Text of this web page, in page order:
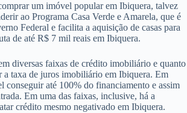
um imóvel popular em Ibiquera, talvez
ao Programa Casa Verde e Amarela, que é
Federal e facilita a aquisição de casas para
de até R$ 7 mil reais em Ibiquera.
diversas faixas de crédito imobiliário e quanto
a taxa de juros imobiliário em Ibiquera. Em
conseguir até 100% do financiamento e assim
Em uma das faixas, inclusive, há a
crédito mesmo negativado em Ibiquera.